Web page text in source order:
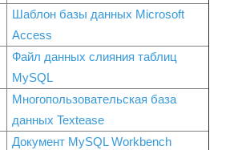
Шаблон базы данных Microsoft
Access
Файл данных слияния таблиц
MySQL
Многопользовательская база
данных Textease
Документ MySQL Workbench